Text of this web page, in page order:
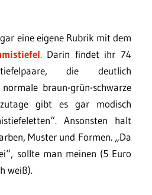
eine eigene Rubrik mit dem
. Darin findet ihr 74
die deutlich
braun-grün-schwarze
gibt es gar modisch
Ansonsten halt
Muster und Formen. „Da
sollte man meinen (5 Euro
weiß).